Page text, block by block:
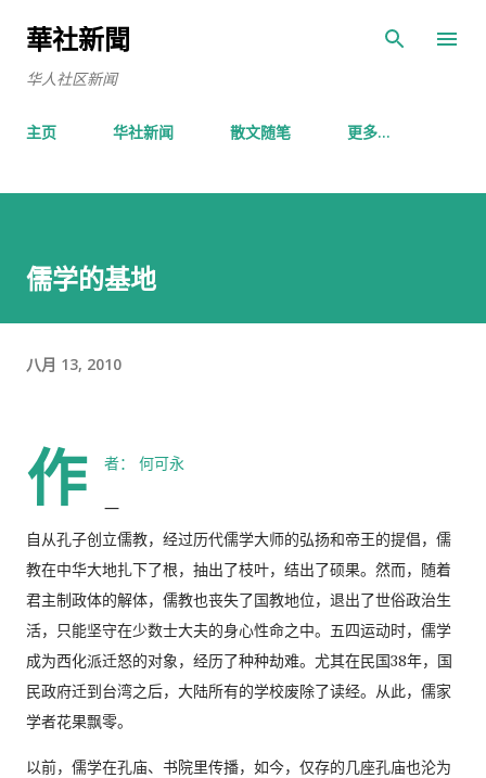
華社新聞
华人社区新闻
主页 华社新闻 散文随笔 更多…
儒学的基地
八月 13, 2010
作 者： 何可永
一
自从孔子创立儒教，经过历代儒学大师的弘扬和帝王的提倡，儒
教在中华大地扎下了根，抽出了枝叶，结出了硕果。然而，随着
君主制政体的解体，儒教也丧失了国教地位，退出了世俗政治生
活，只能坚守在少数士大夫的身心性命之中。五四运动时，儒学
成为西化派迁怒的对象，经历了种种劫难。尤其在民国38年，国
民政府迁到台湾之后，大陆所有的学校废除了读经。从此，儒家
学者花果飘零。
以前，儒学在孔庙、书院里传播，如今，仅存的几座孔庙也沦为